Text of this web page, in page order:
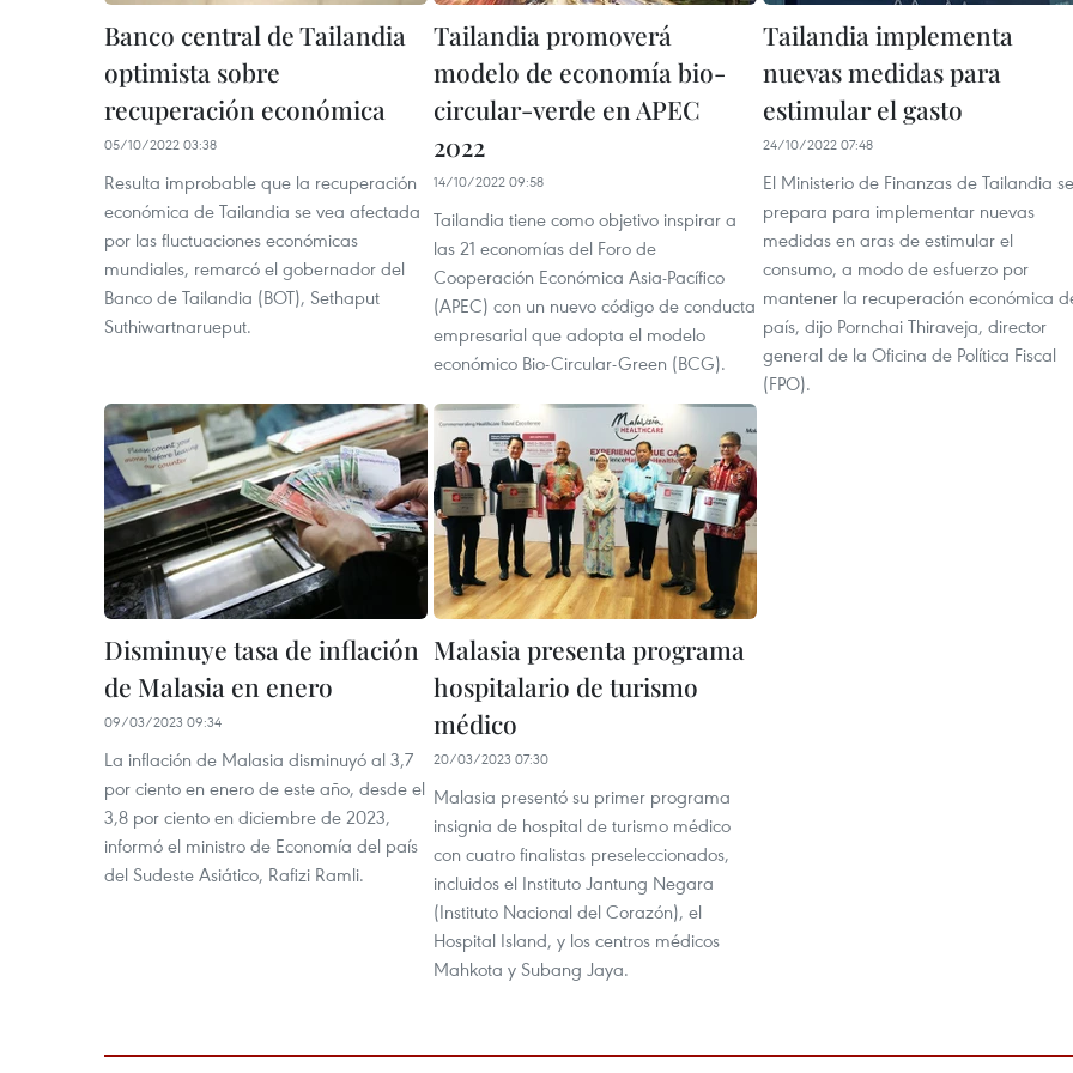
Banco central de Tailandia
optimista sobre
recuperación económica
05/10/2022 03:38
Resulta improbable que la recuperación
económica de Tailandia se vea afectada
por las fluctuaciones económicas
mundiales, remarcó el gobernador del
Banco de Tailandia (BOT), Sethaput
Suthiwartnarueput.
Tailandia promoverá
modelo de economía bio-
circular-verde en APEC
2022
14/10/2022 09:58
Tailandia tiene como objetivo inspirar a
las 21 economías del Foro de
Cooperación Económica Asia-Pacífico
(APEC) con un nuevo código de conducta
empresarial que adopta el modelo
económico Bio-Circular-Green (BCG).
Tailandia implementa
nuevas medidas para
estimular el gasto
24/10/2022 07:48
El Ministerio de Finanzas de Tailandia se
prepara para implementar nuevas
medidas en aras de estimular el
consumo, a modo de esfuerzo por
mantener la recuperación económica
país, dijo Pornchai Thiraveja, director
general de la Oficina de Política Fiscal
(FPO).
Disminuye tasa de inflación
de Malasia en enero
09/03/2023 09:34
La inflación de Malasia disminuyó al 3,7
por ciento en enero de este año, desde el
3,8 por ciento en diciembre de 2023,
informó el ministro de Economía del país
del Sudeste Asiático, Rafizi Ramli.
Malasia presenta programa
hospitalario de turismo
médico
20/03/2023 07:30
Malasia presentó su primer programa
insignia de hospital de turismo médico
con cuatro finalistas preseleccionados,
incluidos el Instituto Jantung Negara
(Instituto Nacional del Corazón), el
Hospital Island, y los centros médicos
Mahkota y Subang Jaya.